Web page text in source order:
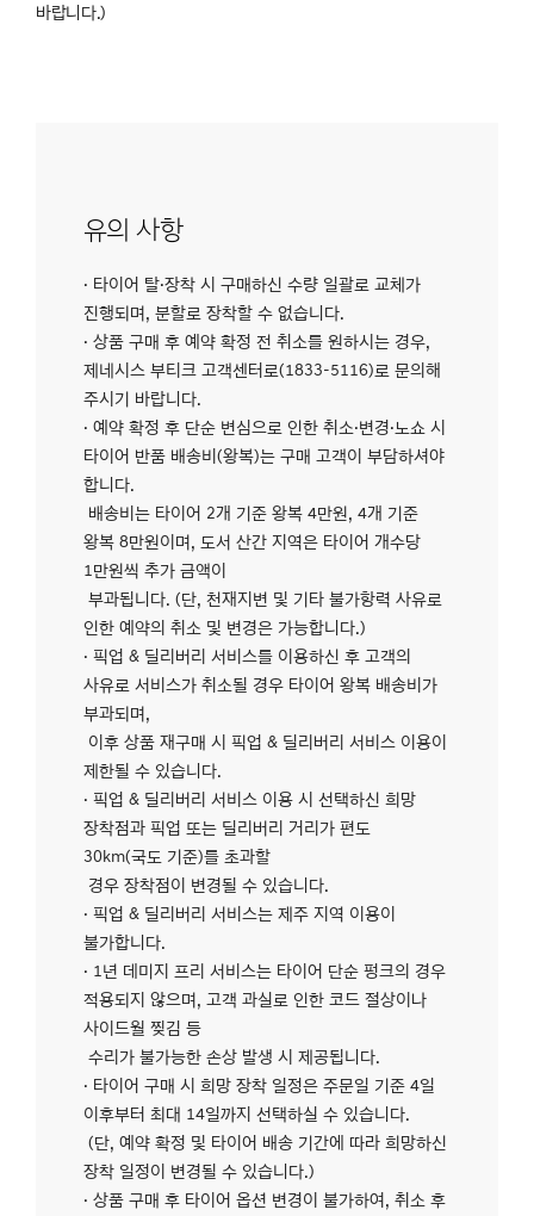
바랍니다.)
유의 사항
· 타이어 탈·장착 시 구매하신 수량 일괄로 교체가
진행되며, 분할로 장착할 수 없습니다.
· 상품 구매 후 예약 확정 전 취소를 원하시는 경우,
제네시스 부티크 고객센터로(1833-5116)로 문의해
주시기 바랍니다.
· 예약 확정 후 단순 변심으로 인한 취소·변경·노쇼 시
타이어 반품 배송비(왕복)는 구매 고객이 부담하셔야
합니다.
배송비는 타이어 2개 기준 왕복 4만원, 4개 기준
왕복 8만원이며, 도서 산간 지역은 타이어 개수당
1만원씩 추가 금액이
부과됩니다. (단, 천재지변 및 기타 불가항력 사유로
인한 예약의 취소 및 변경은 가능합니다.)
· 픽업 & 딜리버리 서비스를 이용하신 후 고객의
사유로 서비스가 취소될 경우 타이어 왕복 배송비가
부과되며,
이후 상품 재구매 시 픽업 & 딜리버리 서비스 이용이
제한될 수 있습니다.
· 픽업 & 딜리버리 서비스 이용 시 선택하신 희망
장착점과 픽업 또는 딜리버리 거리가 편도
30km(국도 기준)를 초과할
경우 장착점이 변경될 수 있습니다.
· 픽업 & 딜리버리 서비스는 제주 지역 이용이
불가합니다.
· 1년 데미지 프리 서비스는 타이어 단순 펑크의 경우
적용되지 않으며, 고객 과실로 인한 코드 절상이나
사이드월 찢김 등
수리가 불가능한 손상 발생 시 제공됩니다.
· 타이어 구매 시 희망 장착 일정은 주문일 기준 4일
이후부터 최대 14일까지 선택하실 수 있습니다.
(단, 예약 확정 및 타이어 배송 기간에 따라 희망하신
장착 일정이 변경될 수 있습니다.)
· 상품 구매 후 타이어 옵션 변경이 불가하여, 취소 후